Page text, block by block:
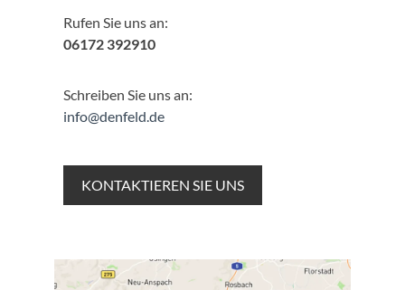
Rufen Sie uns an:
06172 392910
Schreiben Sie uns an:
info@denfeld.de
KONTAKTIEREN SIE UNS